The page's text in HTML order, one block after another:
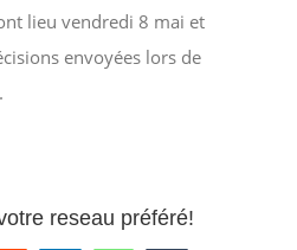
lieu vendredi 8 mai et
envoyées lors de
reseau préféré!